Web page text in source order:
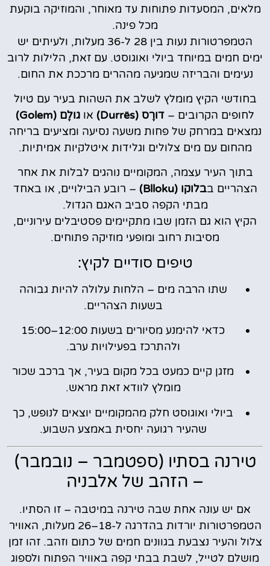
מלאים, המסעדות פתוחות עד מאוחר, והמוזיקה בוקעת
מכל פינה.
הטמפרטורות נעות בין 28 ל-36 מעלות, ולעיתים יש
ימים חמים במיוחד ביולי ואוגוסט. עם זאת, הלילות לרוב
נעימים והבריזה שמגיעה מההרים מרככת את החום.
בחודשי הקיץ מומלץ לשלב את השהות בעיר עם טיול
לחופים הקרובים – דורֶס (Durrës) או גולֶם (Golem)
נמצאים במרחק של פחות משעה נסיעה ומציעים בריחה
מהחום עם מים צלולים וגלידות איטלקיות אמיתיות.
בתוך העיר עצמה, המקומיים נוהגים לבלות את אחר
הצהריים בבלוקו (Blloku)
– רובע הבילויים, או באחד
מבתי הקפה סביב האגם הגדול.
הקיץ הוא גם הזמן שבו מתקיימים פסטיבלים עירוניים,
מסיבות רחוב ומופעי מוזיקה פתוחים.
טיפים סודיים לקיץ:
שתו הרבה מים – הלחות עלולה להיות גבוהה
בשעות הצהריים.
כדאי להימנע מסיורים בשעות 12:00–15:00
ולהתרכז בפעילויות ערב.
מזגן קיים כמעט בכל מקום בעיר, אך ברכב שכור
מומלץ לוודא זאת מראש.
ביולי ואוגוסט חלק מהמקומיים יוצאים לנופש, כך
שהעיר רגועה יחסית באמצע השבוע.
טירנה בסתיו (ספטמבר – נובמבר)
– הזהב של אלבניה
אם יש עונה אחת שבה טירנה במיטבה – זו הסתיו.
הטמפרטורות יורדות בהדרגה ל-18–26 מעלות, האוויר
צלול והעיר נצבעת בגוונים חמים של כתום וזהב. זהו זמן
מושלם לטייל, לשבת בבתי קפה באוויר הפתוח ולספוג